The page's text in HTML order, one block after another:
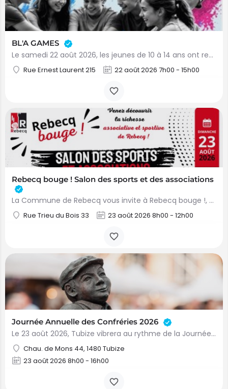
BL'A GAMES
Le samedi 22 août 2026, les jeunes de 10 à 14 ans ont rendez-vous pour une journée placée sous le signe du…
Rue Ernest Laurent 215 22 août 2026 7h00 - 15h00
Rebecq bouge ! Salon des sports et des associations
La Commune de Rebecq vous invite à Rebecq bouge !, son premier salon des sports et des associations. Au…
Rue Trieu du Bois 33 23 août 2026 8h00 - 12h00
Journée Annuelle des Confréries 2026
Le 23 août 2026, Tubize vibrera au rythme de la Journée Annuelle des Confréries mettant à l’honneur la…
Chau. de Mons 44, 1480 Tubize
23 août 2026 8h00 - 16h00